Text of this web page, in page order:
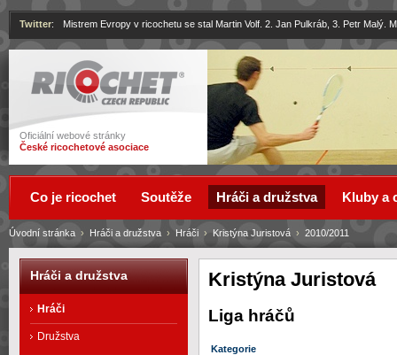
Ricochet
Oficiální webové stránky
České ricochetové asociace
Twitter: Mistrem Evropy v ricochetu se stal Martin Volf. 2. Jan Pulkráb, 3. Petr Malý.
Kristýna Juristová
Liga hráčů
Kategorie
Úvodní stránka › Hráči a družstva › Hráči › Kristýna Juristová › 2010/2011
Co je ricochet Soutěže Hráči a družstva Kluby a
Hráči a družstva
Hráči
Družstva